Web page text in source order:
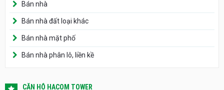
Bán nhà
Bán nhà đất loại khác
Bán nhà mặt phố
Bán nhà phân lô, liền kề
CĂN HỘ HACOM TOWER